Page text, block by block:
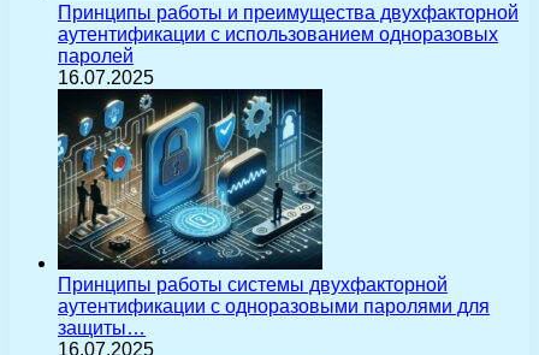
Принципы работы и преимущества двухфакторной
аутентификации с использованием одноразовых
паролей
16.07.2025
Принципы работы системы двухфакторной
аутентификации с одноразовыми паролями для
защиты…
16.07.2025